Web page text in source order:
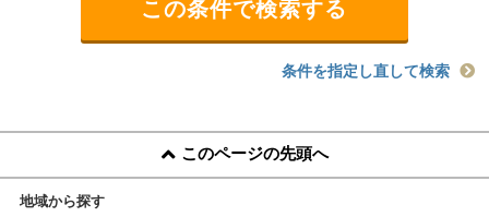
条件を指定し直して検索
このページの先頭へ
地域から探す